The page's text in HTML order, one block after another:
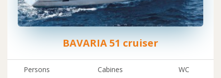
BAVARIA 51 cruiser
Persons Cabines WC